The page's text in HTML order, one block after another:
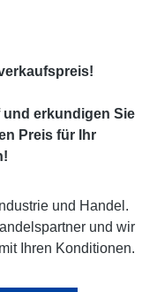
und erkundigen Sie
Preis für Ihr
und Handel.
und wir
Ihren Konditionen.